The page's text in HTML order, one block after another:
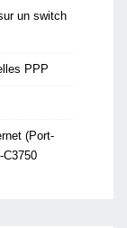
un switch
PPP
(Port-
C3750